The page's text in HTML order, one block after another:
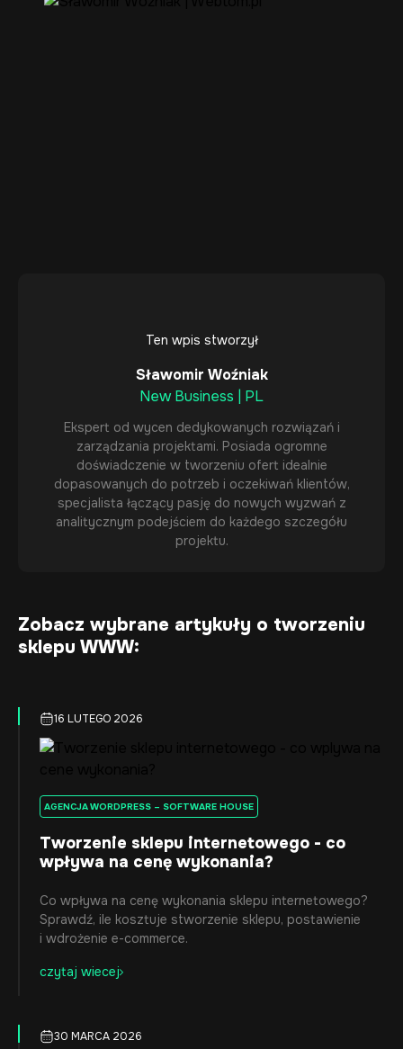
Ten wpis stworzył
Sławomir Woźniak
New Business | PL
Ekspert od wycen dedykowanych rozwiązań i
zarządzania projektami. Posiada ogromne
doświadczenie w tworzeniu ofert idealnie
dopasowanych do potrzeb i oczekiwań klientów,
specjalista łączący pasję do nowych wyzwań z
analitycznym podejściem do każdego szczegółu
projektu.
Zobacz wybrane artykuły o tworzeniu
sklepu WWW:
16 LUTEGO 2026
AGENCJA WORDPRESS – SOFTWARE HOUSE
Tworzenie sklepu internetowego - co
wpływa na cenę wykonania?
Co wpływa na cenę wykonania sklepu internetowego?
Sprawdź, ile kosztuje stworzenie sklepu, postawienie
i wdrożenie e-commerce.
czytaj wiecej
30 MARCA 2026